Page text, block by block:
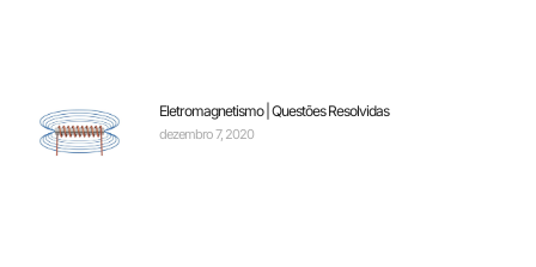
Eletromagnetismo | Questões Resolvidas
dezembro 7, 2020